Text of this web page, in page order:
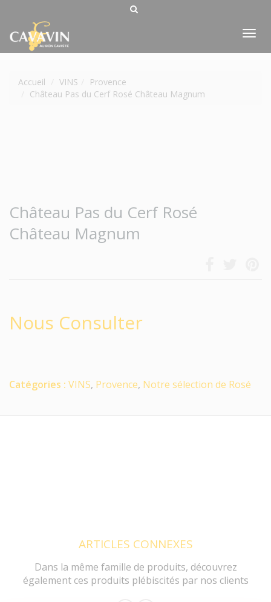
Accueil VINS
Provence
Château Pas du Cerf Rosé Château Magnum
Château Pas du Cerf Rosé
Château Magnum
Nous Consulter
Catégories : VINS, Provence, Notre sélection de Rosé
ARTICLES CONNEXES
Dans la même famille de produits, découvrez
également ces produits plébiscités par nos clients